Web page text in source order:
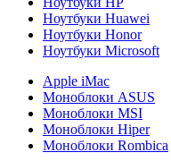
Ноутбуки Huawei
Ноутбуки Honor
Ноутбуки Microsoft
Apple iMac
Моноблоки ASUS
Моноблоки MSI
Моноблоки Hiper
Моноблоки Rombica